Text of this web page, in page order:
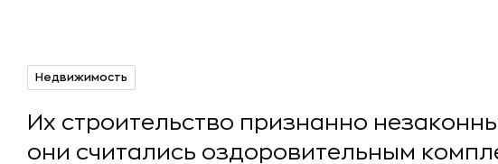
Недвижимость
Их строительство признанно
они считались оздоровительным